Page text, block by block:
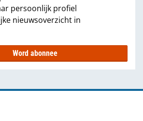
persoonlijk profiel
nieuwsoverzicht in
Word abonnee